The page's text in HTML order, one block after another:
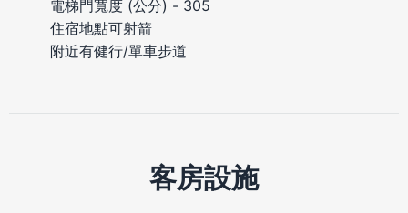
電梯門寬度 (公分) - 305
住宿地點可射箭
附近有健行/單車步道
客房設施